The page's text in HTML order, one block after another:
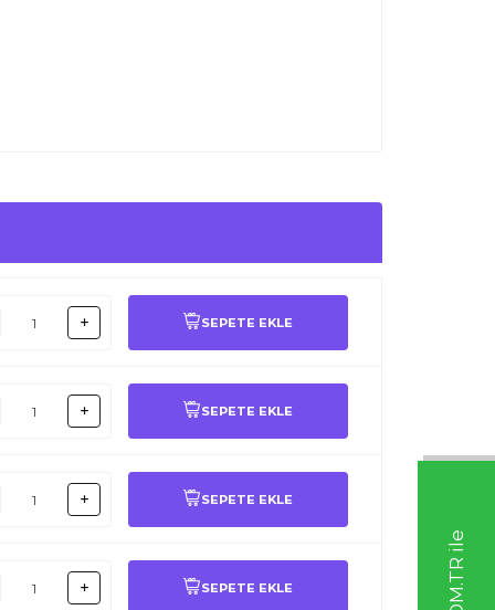
SEPETE EKLE
SEPETE EKLE
SEPETE EKLE
SEPETE EKLE